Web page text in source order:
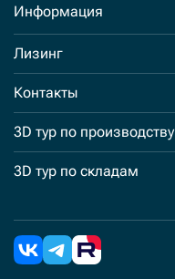
Информация
Лизинг
Контакты
3D тур по производству
3D тур по складам